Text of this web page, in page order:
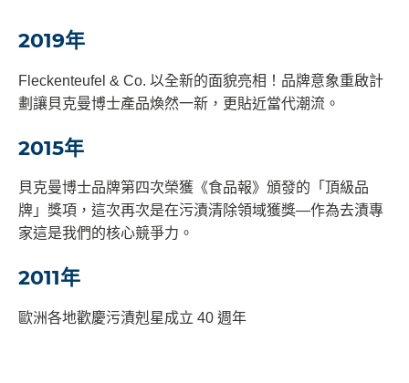
2019年
Fleckenteufel & Co. 以全新的面貌亮相！品牌意象重啟計
劃讓貝克曼博士產品煥然一新，更貼近當代潮流。
2015年
貝克曼博士品牌第四次榮獲《食品報》頒發的「頂級品
牌」獎項，這次再次是在污漬清除領域獲獎—作為去漬專
家這是我們的核心競爭力。
2011年
歐洲各地歡慶污漬剋星成立 40 週年